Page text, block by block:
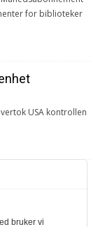
for biblioteker
USA kontrollen
fra forrige
bruker vi